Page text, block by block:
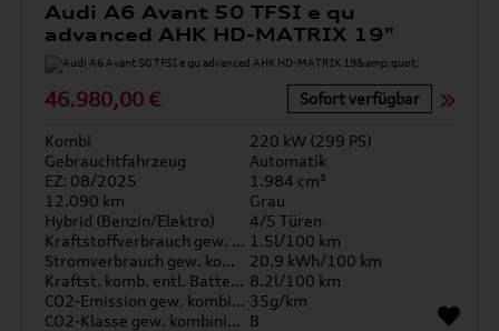
Audi A6 Avant 50 TFSI e qu
advanced AHK HD-MATRIX 19"
46.980,00 € Sofort verfügbar
Kombi
220 kW (299 PS)
Gebrauchtfahrzeug
Automatik
EZ: 08/2025
1.984 cm³
12.090 km
Grau
Hybrid (Benzin/Elektro)
4/5 Türen
Kraftstoffverbrauch gew. kombiniert 1.5l/100 km
Stromverbrauch gew. kombiniert
20.9 kWh/100 km
Kraftst. komb. entl. Batterie 8.2l/100 km
CO2-Emission gew. kombiniert 35g/km
CO2-Klasse gew. kombiniert B